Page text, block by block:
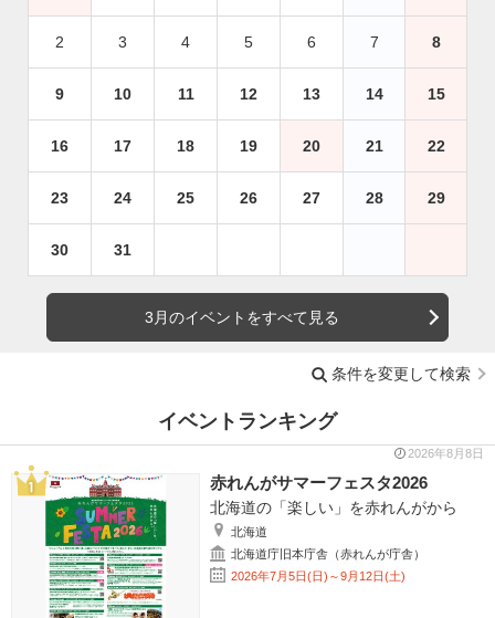
2 3 4 5 6 7 8
9 10 11 12 13 14 15
16 17 18 19 20 21 22
23 24 25 26 27 28 29
30 31
3月のイベントをすべて見る
条件を変更して検索
イベントランキング
2026年8月8日
赤れんがサマーフェスタ2026
北海道の「楽しい」を赤れんがから
北海道
北海道庁旧本庁舎（赤れんが庁舎）
2026年7月5日(日)～9月12日(土)